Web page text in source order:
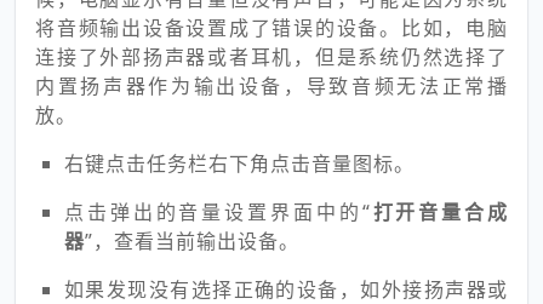
将音频输出设备设置成了错误的设备。比如，电脑
连接了外部扬声器或者耳机，但是系统仍然选择了
内置扬声器作为输出设备，导致音频无法正常播
放。
右键点击任务栏右下角点击音量图标。
点击弹出的音量设置界面中的“打开音量合成
器”，查看当前输出设备。
如果发现没有选择正确的设备，如外接扬声器或